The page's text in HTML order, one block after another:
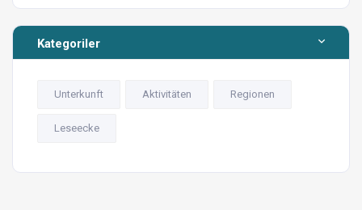
Kategoriler
Unterkunft Aktivitäten Regionen
Leseecke